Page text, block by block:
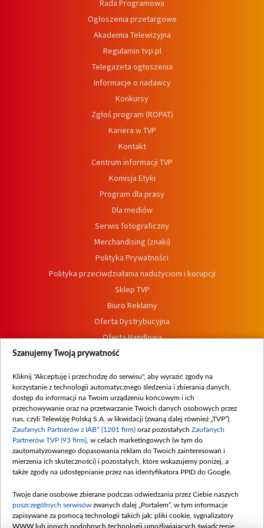
Rada Programowa
Ogłoszenia przetargowe
Akademia Telewizyjna
Regulamin tvp.pl
Telegazeta ogłoszenia
Informacje o nadawcy
Konkursy
Zgłoś program (ROPAT)
Kariera w TVP
Kontakt
Centrum informacji TVP
Komisja Etyki
Program dla prasy
Dla mediów
Serwis fotograficzny
Merchandising (znaki)
Polityka Prywatności
Polityka przeciwdziałania nadużyciom i korupcji
Sklep TVP
Biuro Reklamy
Oferta Dystrybucyjna
Oferta Handlowa
Dostępność
Procedura zgłoszeń wewnętrznych
Szanujemy Twoją prywatność
Kliknij "Akceptuję i przechodzę do serwisu", aby wyrazić zgody na
korzystanie z technologii automatycznego śledzenia i zbierania danych,
dostęp do informacji na Twoim urządzeniu końcowym i ich
przechowywanie oraz na przetwarzanie Twoich danych osobowych przez
nas, czyli Telewizję Polską S.A. w likwidacji (zwaną dalej również „TVP”),
Zaufanych Partnerów z IAB* (1201 firm) oraz pozostałych Zaufanych
Partnerów TVP (93 firm) , w celach marketingowych (w tym do
zautomatyzowanego dopasowania reklam do Twoich zainteresowań i
mierzenia ich skuteczności) i pozostałych, które wskazujemy poniżej, a
także zgody na udostępnianie przez nas identyfikatora PPID do Google.
Twoje dane osobowe zbierane podczas odwiedzania przez Ciebie naszych
poszczególnych serwisów zwanych dalej „Portalem”, w tym informacje
zapisywane za pomocą technologii takich jak: pliki cookie, sygnalizatory
WWW lub innych podobnych technologii umożliwiających świadczenie